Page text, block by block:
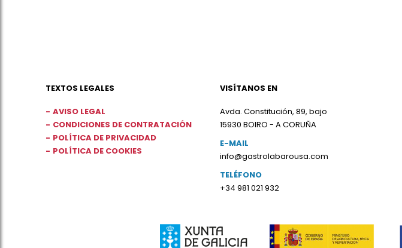
TEXTOS LEGALES
AVISO LEGAL
CONDICIONES DE CONTRATACIÓN
POLÍTICA DE PRIVACIDAD
POLÍTICA DE COOKIES
VISÍTANOS EN
Avda. Constitución, 89, bajo
15930 BOIRO - A CORUÑA
E-MAIL
info@gastrolabarousa.com
TELÉFONO
+34 981 021 932